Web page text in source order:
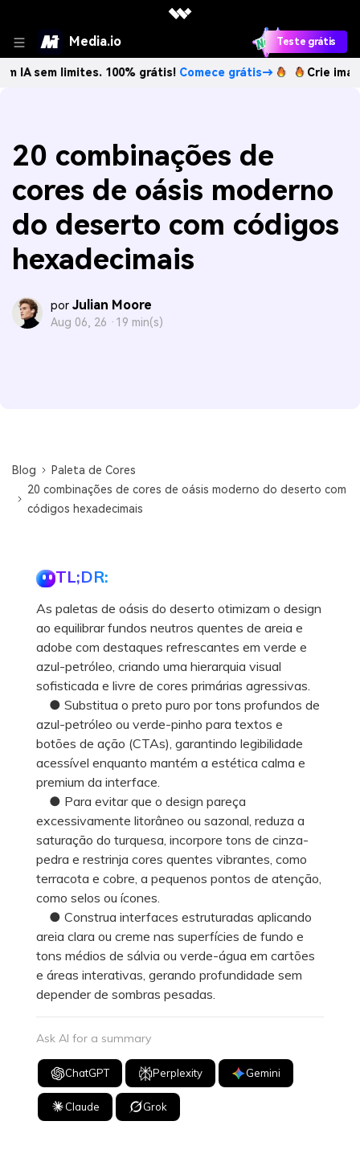
Media.io Teste grátis
limites. 100% grátis!Comece grátis→ Crie imagens com
20 combinações de
cores de oásis moderno
do deserto com códigos
hexadecimais
por Julian Moore
Aug 06, 26 · 19 min(s)
Blog
Paleta de Cores
20 combinações de cores de oásis moderno do deserto com
códigos hexadecimais
TL;DR:
As paletas de oásis do deserto otimizam o design
ao equilibrar fundos neutros quentes de areia e
adobe com destaques refrescantes em verde e
azul-petróleo, criando uma hierarquia visual
sofisticada e livre de cores primárias agressivas.
● Substitua o preto puro por tons profundos de
azul-petróleo ou verde-pinho para textos e
botões de ação (CTAs), garantindo legibilidade
acessível enquanto mantém a estética calma e
premium da interface.
● Para evitar que o design pareça
excessivamente litorâneo ou sazonal, reduza a
saturação do turquesa, incorpore tons de cinza-
pedra e restrinja cores quentes vibrantes, como
terracota e cobre, a pequenos pontos de atenção,
como selos ou ícones.
● Construa interfaces estruturadas aplicando
areia clara ou creme nas superfícies de fundo e
tons médios de sálvia ou verde-água em cartões
e áreas interativas, gerando profundidade sem
depender de sombras pesadas.
Ask AI for a summary
ChatGPT Perplexity Gemini
Claude Grok